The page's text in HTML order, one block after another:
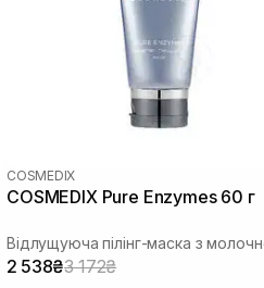
COSMEDIX
COSMEDIX Pure Enzymes 60 г
2 538₴3 172₴